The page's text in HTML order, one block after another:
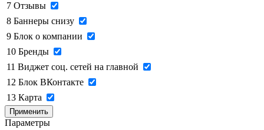
7 Отзывы
8 Баннеры снизу
9 Блок о компании
10 Бренды
11 Виджет соц. сетей на главной
12 Блок ВКонтакте
13 Карта
Применить
Параметры